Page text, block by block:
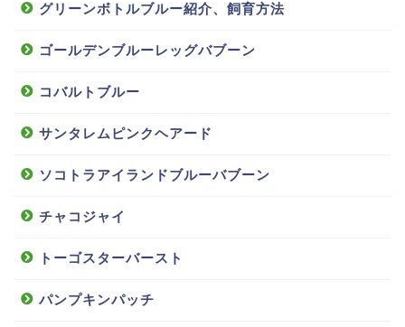
グリーンボトルブルー紹介、飼育方法
ゴールデンブルーレッグバブーン
コバルトブルー
サンタレムピンクヘアード
ソコトラアイランドブルーバブーン
チャコジャイ
トーゴスターバースト
パンプキンパッチ